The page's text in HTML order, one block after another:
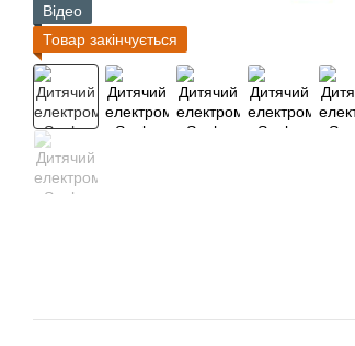
Відео
Товар закінчується